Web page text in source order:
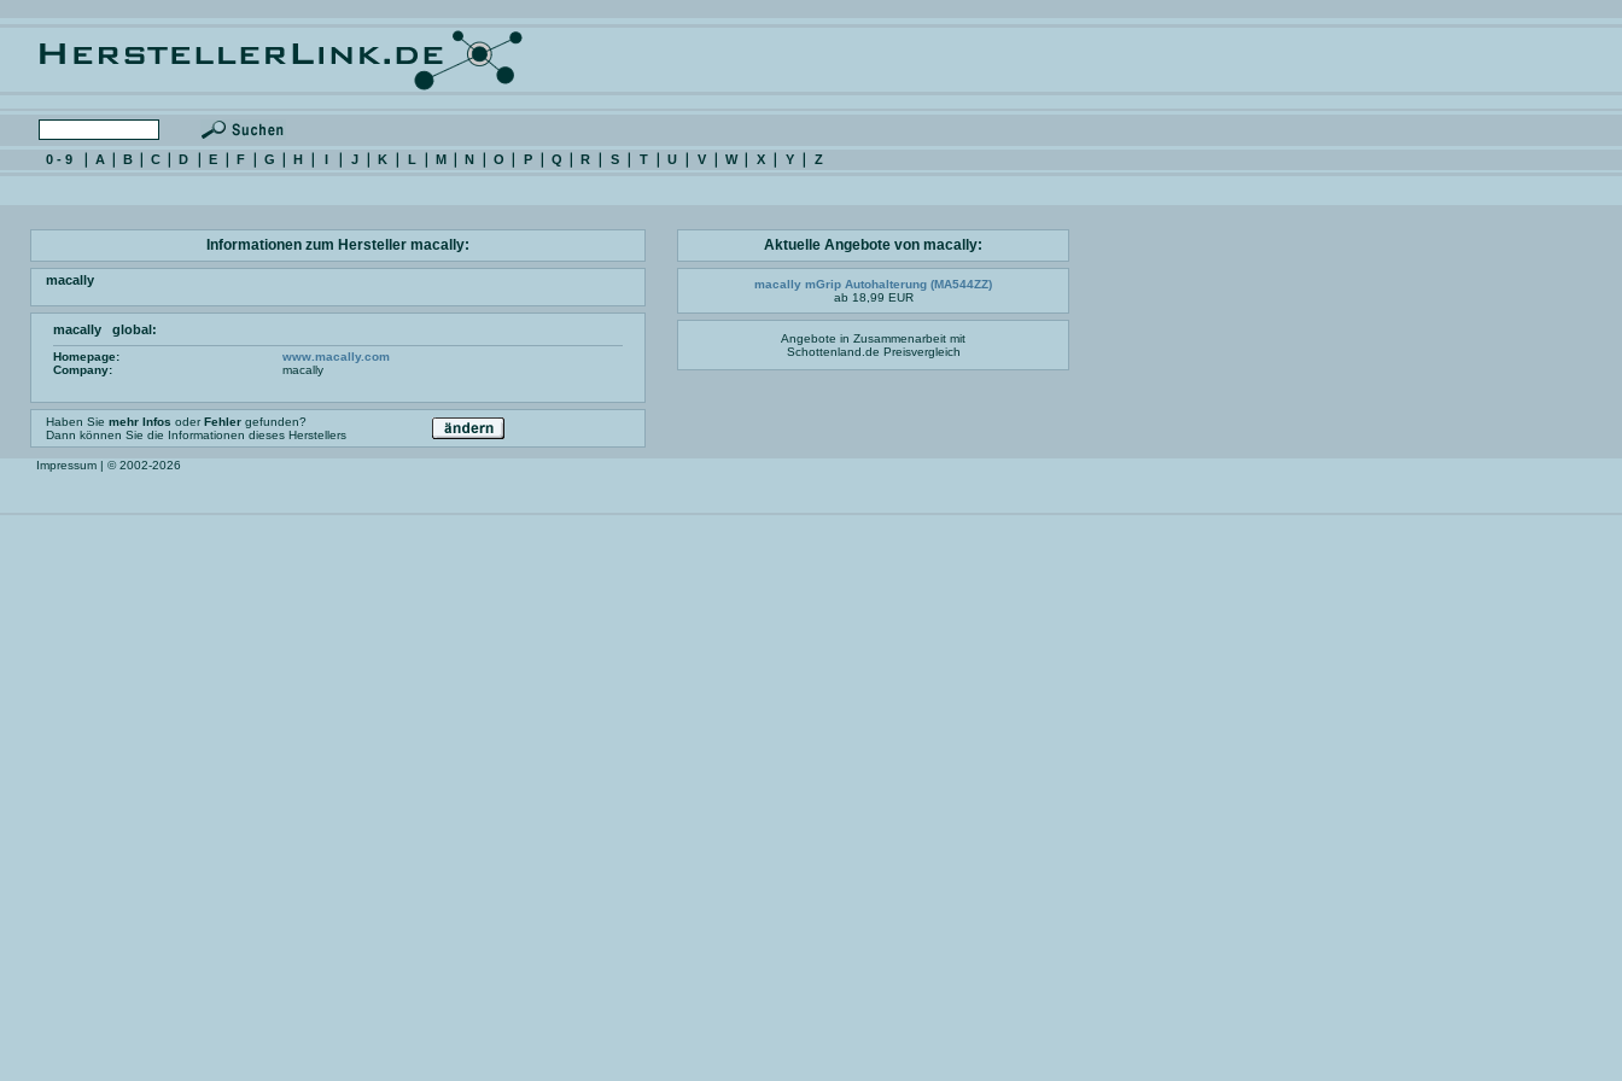
0 - 9 A B C D E F G H I J K L M N O P Q R S T U V W X Y Z
Informationen zum Hersteller macally:
macally
macally global:
Homepage:
www.macally.com
Company:
macally
Haben Sie mehr Infos oderFehler gefunden?
Dann können Sie die Informationen dieses Herstellers
Aktuelle Angebote von macally:
macally mGrip Autohalterung (MA544ZZ)
ab 18,99 EUR
Angebote in Zusammenarbeit mit
Schottenland.de Preisvergleich
Impressum | © 2002-2026